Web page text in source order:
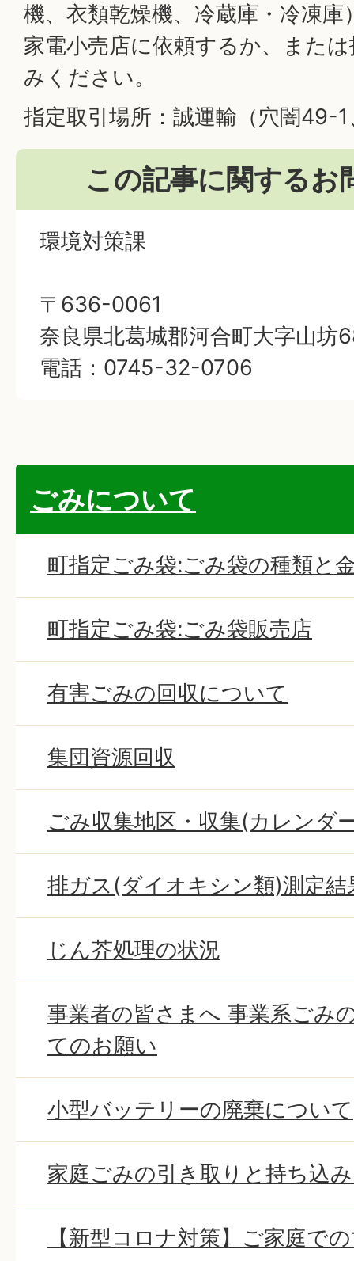
機、衣類乾燥機、冷蔵庫・冷凍
家電小売店に依頼するか、また
みください。
指定取引場所：誠運輸（穴闇
この記事に関するお
環境対策課
〒636-0061
奈良県北葛城郡河合町大字山坊
電話：0745-32-0706
ごみについて
町指定ごみ袋:ごみ袋の種類と
町指定ごみ袋:ごみ袋販売店
有害ごみの回収について
集団資源回収
ごみ収集地区・収集(カレンダ
排ガス(ダイオキシン類)測定結
じん芥処理の状況
事業者の皆さまへ 事業系ごみ
てのお願い
小型バッテリーの廃棄について
家庭ごみの引き取りと持ち込
【新型コロナ対策】ご家庭で